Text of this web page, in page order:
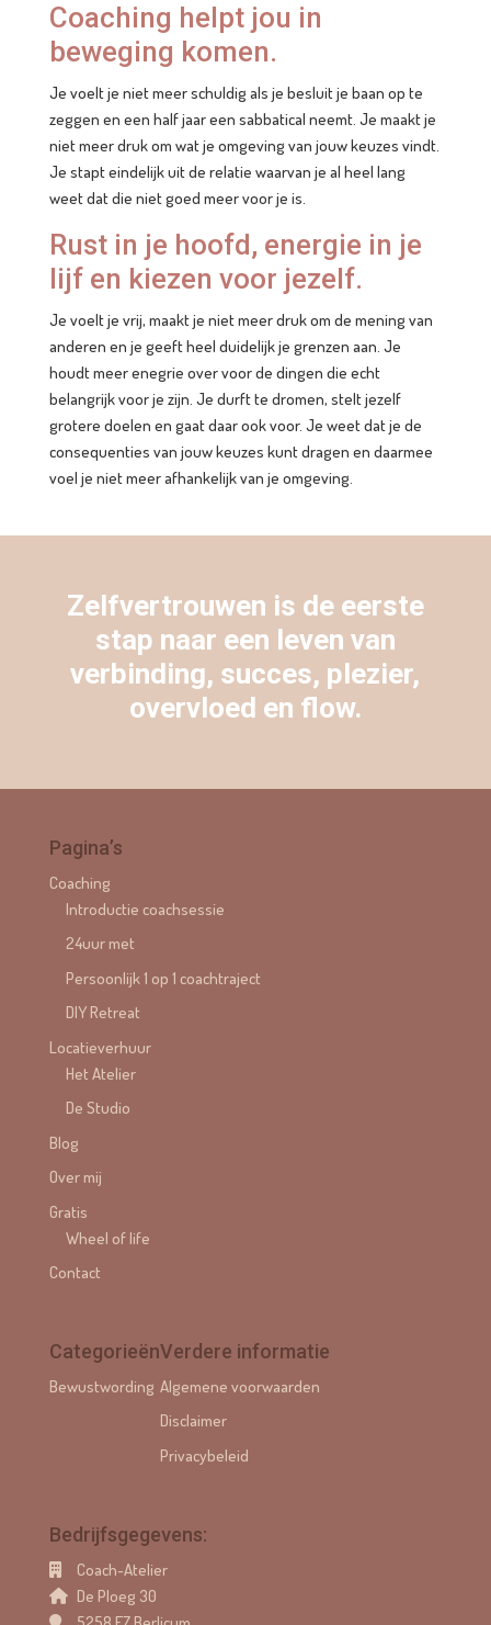
Coaching helpt jou in
beweging komen.
Je voelt je niet meer schuldig als je besluit je baan op te
zeggen en een half jaar een sabbatical neemt. Je maakt je
niet meer druk om wat je omgeving van jouw keuzes vindt.
Je stapt eindelijk uit de relatie waarvan je al heel lang
weet dat die niet goed meer voor je is.
Rust in je hoofd, energie in je
lijf en kiezen voor jezelf.
Je voelt je vrij, maakt je niet meer druk om de mening van
anderen en je geeft heel duidelijk je grenzen aan. Je
houdt meer enegrie over voor de dingen die echt
belangrijk voor je zijn. Je durft te dromen, stelt jezelf
grotere doelen en gaat daar ook voor. Je weet dat je de
consequenties van jouw keuzes kunt dragen en daarmee
voel je niet meer afhankelijk van je omgeving.
Zelfvertrouwen is de eerste
stap naar een leven van
verbinding, succes, plezier,
overvloed en flow.
Pagina’s
Coaching
Introductie coachsessie
24uur met
Persoonlijk 1 op 1 coachtraject
DIY Retreat
Locatieverhuur
Het Atelier
De Studio
Blog
Over mij
Gratis
Wheel of life
Contact
Categorieën
Bewustwording
Verdere informatie
Algemene voorwaarden
Disclaimer
Privacybeleid
Bedrijfsgegevens:
Coach-Atelier
De Ploeg 30